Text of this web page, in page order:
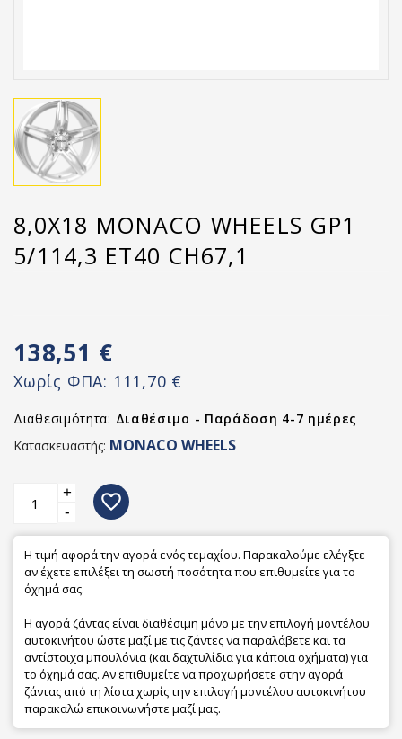
8,0X18 MONACO WHEELS GP1
5/114,3 ET40 CH67,1
138,51 €
Χωρίς ΦΠΑ: 111,70 €
Διαθεσιμότητα: Διαθέσιμο - Παράδοση 4-7 ημέρες
Κατασκευαστής: MONACO WHEELS
+
-
favorite_border
Η τιμή αφορά την αγορά ενός τεμαχίου. Παρακαλούμε ελέγξτε
αν έχετε επιλέξει τη σωστή ποσότητα που επιθυμείτε για το
όχημά σας.
Η αγορά ζάντας είναι διαθέσιμη μόνο με την επιλογή μοντέλου
αυτοκινήτου ώστε μαζί με τις ζάντες να παραλάβετε και τα
αντίστοιχα μπουλόνια (και δαχτυλίδια για κάποια οχήματα) για
το όχημά σας. Αν επιθυμείτε να προχωρήσετε στην αγορά
ζάντας από τη λίστα χωρίς την επιλογή μοντέλου αυτοκινήτου
παρακαλώ επικοινωνήστε μαζί μας.